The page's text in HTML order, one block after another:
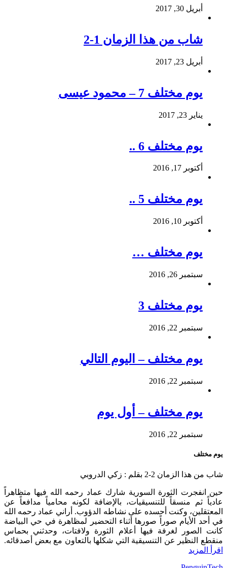
أبريل 30, 2017
شاب من هذا الزمان 1-2
أبريل 23, 2017
يوم مختلف 7 – محمود عيسى
يناير 23, 2017
يوم مختلف 6 ..
أكتوبر 17, 2016
يوم مختلف 5 ..
أكتوبر 10, 2016
يوم مختلف …
سبتمبر 26, 2016
يوم مختلف 3
سبتمبر 22, 2016
يوم مختلف – اليوم التالي
سبتمبر 22, 2016
يوم مختلف – أول يوم
سبتمبر 22, 2016
يوم مختلف
شاب من هذا الزمان 2-2 بقلم : زكي الدروبي
حين انفجرت الثورة السورية شارك عماد رحمه الله فيها متظاهراً
عادياً ثم منسقاً للتنسيقيات، بالإضافة لكونه محامياً مدافعاً عن
المعتقلين، وكنت أحسده على نشاطه الدؤوب. أراني عماد رحمه الله
في أحد الأيام صوراً صورها أثناء التحضير لمظاهرة في حي البياضة
كانت الصور لغرفة فيها أعلام الثورة ولافتات، وحدثني بحماس
منقطع النظير عن التنسيقية التي شكلها بالتعاون مع بعض أصدقائه.
اقرأ المزيد